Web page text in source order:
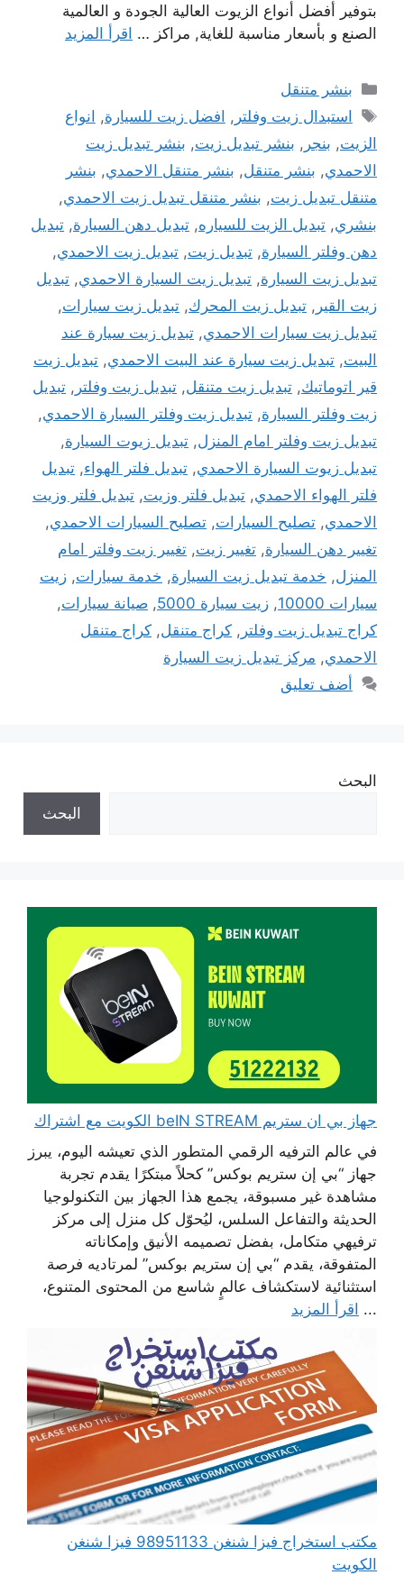
بتوفير أفضل أنواع الزيوت العالية الجودة و العالمية
الصنع و بأسعار مناسبة للغاية, مراكز … اقرأ المزيد
التصنيفات
بنشر متنقل
الوسوم
استبدال زيت وفلتر , افضل زيت للسيارة, انواع
الزيت, بنجر , بنشر تبديل زيت, بنشر تبديل زيت
الاحمدي, بنشر متنقل, بنشر متنقل الاحمدي, بنشر
متنقل تبديل زيت, بنشر متنقل تبديل زيت الاحمدي,
بنشري, تبديل الزيت للسياره, تبديل دهن السيارة, تبديل
دهن وفلتر السيارة, تبديل زيت, تبديل زيت الاحمدي,
تبديل زيت السيارة, تبديل زيت السيارة الاحمدي, تبديل
زيت القير , تبديل زيت المحرك, تبديل زيت سيارات,
تبديل زيت سيارات الاحمدي, تبديل زيت سيارة عند
البيت, تبديل زيت سيارة عند البيت الاحمدي, تبديل زيت
قير اتوماتيك, تبديل زيت متنقل, تبديل زيت وفلتر , تبديل
زيت وفلتر السيارة, تبديل زيت وفلتر السيارة الاحمدي,
تبديل زيت وفلتر امام المنزل, تبديل زيوت السيارة,
تبديل زيوت السيارة الاحمدي, تبديل فلتر الهواء, تبديل
فلتر الهواء الاحمدي, تبديل فلتر وزيت, تبديل فلتر وزيت
الاحمدي, تصليح السيارات, تصليح السيارات الاحمدي,
تغيير دهن السيارة, تغيير زيت, تغيير زيت وفلتر امام
المنزل, خدمة تبديل زيت السيارة, خدمة سيارات, زيت
سيارات 10000
, زيت سيارة 5000 , صيانة سيارات,
كراج تبديل زيت وفلتر , كراج متنقل, كراج متنقل
الاحمدي, مركز تبديل زيت السيارة
أضف تعليق
البحث
البحث
جهاز بي ان ستريم beIN STREAM الكويت مع اشتراك
في عالم الترفيه الرقمي المتطور الذي تعيشه اليوم، يبرز
جهاز “بي إن ستريم بوكس” كحلاً مبتكرًا يقدم تجربة
مشاهدة غير مسبوقة، يجمع هذا الجهاز بين التكنولوجيا
الحديثة والتفاعل السلس، ليُحوّل كل منزل إلى مركز
ترفيهي متكامل، بفضل تصميمه الأنيق وإمكاناته
المتفوقة، يقدم “بي إن ستريم بوكس” لمرتاديه فرصة
استثنائية لاستكشاف عالمٍ شاسع من المحتوى المتنوع،
... اقرأ المزيد
مكتب استخراج فيزا شنغن 98951133 فيزا شنغن
الكويت